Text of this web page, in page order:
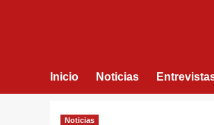
Inicio Noticias
Noticias